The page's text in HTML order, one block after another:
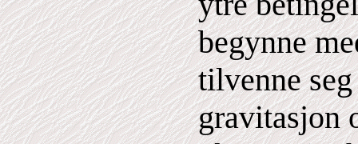
begynne
tilvenne
gravitasjon